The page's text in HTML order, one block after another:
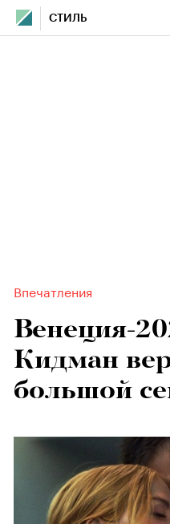
СТИЛЬ
Впечатления
Венеция-
Кидман
большой